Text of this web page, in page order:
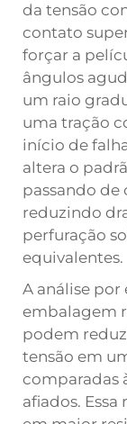
da tensão
contato
forçar a
ângulos
um raio
uma tração
início de
altera o
passando de
reduzindo
perfuração
equivalentes.
A análise por
embalagem
podem
tensão em
comparadas
afiados.